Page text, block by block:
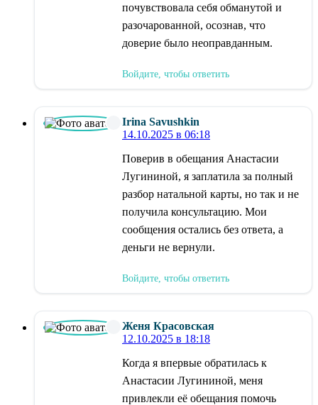
почувствовала себя обманутой и
разочарованной, осознав, что
доверие было неоправданным.
Войдите, чтобы ответить
Irina Savushkin
14.10.2025 в 06:18
Поверив в обещания Анастасии
Лугининой, я заплатила за полный
разбор натальной карты, но так и не
получила консультацию. Мои
сообщения остались без ответа, а
деньги не вернули.
Войдите, чтобы ответить
Женя Красовская
12.10.2025 в 18:18
Когда я впервые обратилась к
Анастасии Лугининой, меня
привлекли её обещания помочь